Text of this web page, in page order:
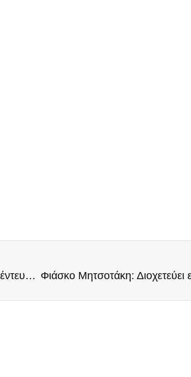
Ηλίας Κασιδιάρης: “Γελάω με τα κυβερνητικά ανδρείκελα!” – Συνέντευξη στον Λευτέρη Πανούση